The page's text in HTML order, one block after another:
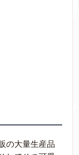
の大量生産品